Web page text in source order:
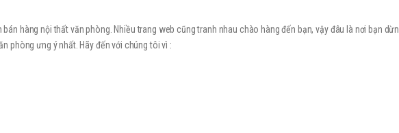
hàng nội thất văn phòng. Nhiều trang web cũng tranh nhau chào hàng đến bạn, vậy đâu là nơi bạn
phòng ưng ý nhất. Hãy đến với chúng tôi vì :